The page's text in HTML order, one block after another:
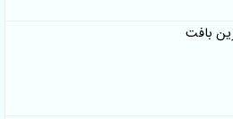
بافت